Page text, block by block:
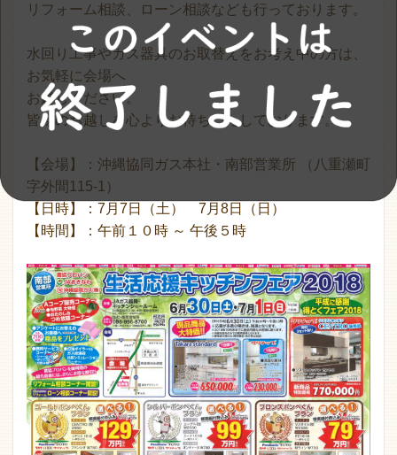
リフォーム相談、ローン相談なども行っております。
水回り工事やガス器具のお取替えをお考え中の方は、
お気軽に会場へ
お越しください。
皆様のお越しを心よりお待ちいたしております。
【会場】：沖縄協同ガス本社・南部営業所 （八重瀬町
字外間115-1）
【日時】：7月7日（土） 7月8日（日）
【時間】：午前１０時 ～ 午後５時